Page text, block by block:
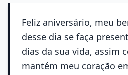
Feliz aniversário, meu
desse dia se faça
dias da sua vida, assim
mantém meu coração